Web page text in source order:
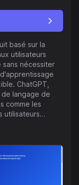
basé sur la
utilisateurs
nécessiter
ChatGPT,
langage de
comme les
utilisateurs
en
session. Les
avec un
de ChatGPT
de compte.